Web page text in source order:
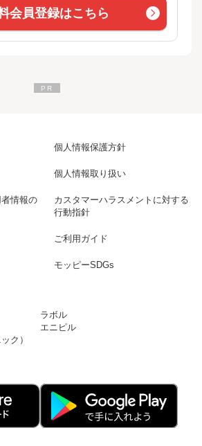
会員登録はこちら
個人情報保護方針
個人情報取り扱い
情報の
カスタマーハラスメントに対する
行動指針
ご利用ガイド
モッピーSDGs
ラボル
エニピル
ク）